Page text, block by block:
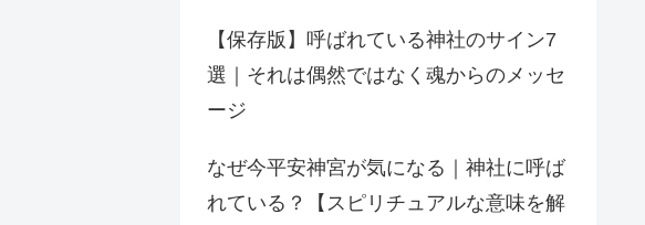
【保存版】呼ばれている神社のサイン7
選｜それは偶然ではなく魂からのメッセ
ージ
なぜ今平安神宮が気になる｜神社に呼ば
れている？【スピリチュアルな意味を解